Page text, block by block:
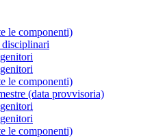
le componenti)
le componenti)
(data provvisoria)
le componenti)